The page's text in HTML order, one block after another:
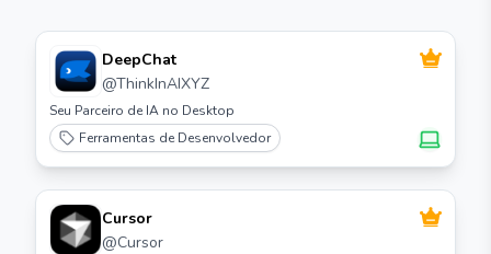
DeepChat
@ThinkInAIXYZ
Seu Parceiro de IA no Desktop
Ferramentas de Desenvolvedor
Cursor
@Cursor